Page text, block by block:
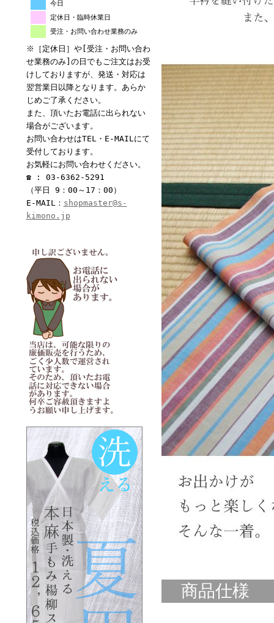
今日
定休日・臨時休業日
受注・お問い合わせ業務のみ
※［定休日］や[受注・お問い合わ
せ業務のみ]の日でもご注文はお受
けしておりますが、発送・対応は
翌営業日以降となります。あらか
じめご了承ください。
また、頂いたお電話に出られない
場合がございます。
お問い合わせはTEL・E-MAILにて
受付しております。
お気軽にお問い合わせください。
☎ : 03-6362-5291
（平日 9：00～17：00）
E-MAIL： shopmaster@s-
kimono.jp
商品仕様